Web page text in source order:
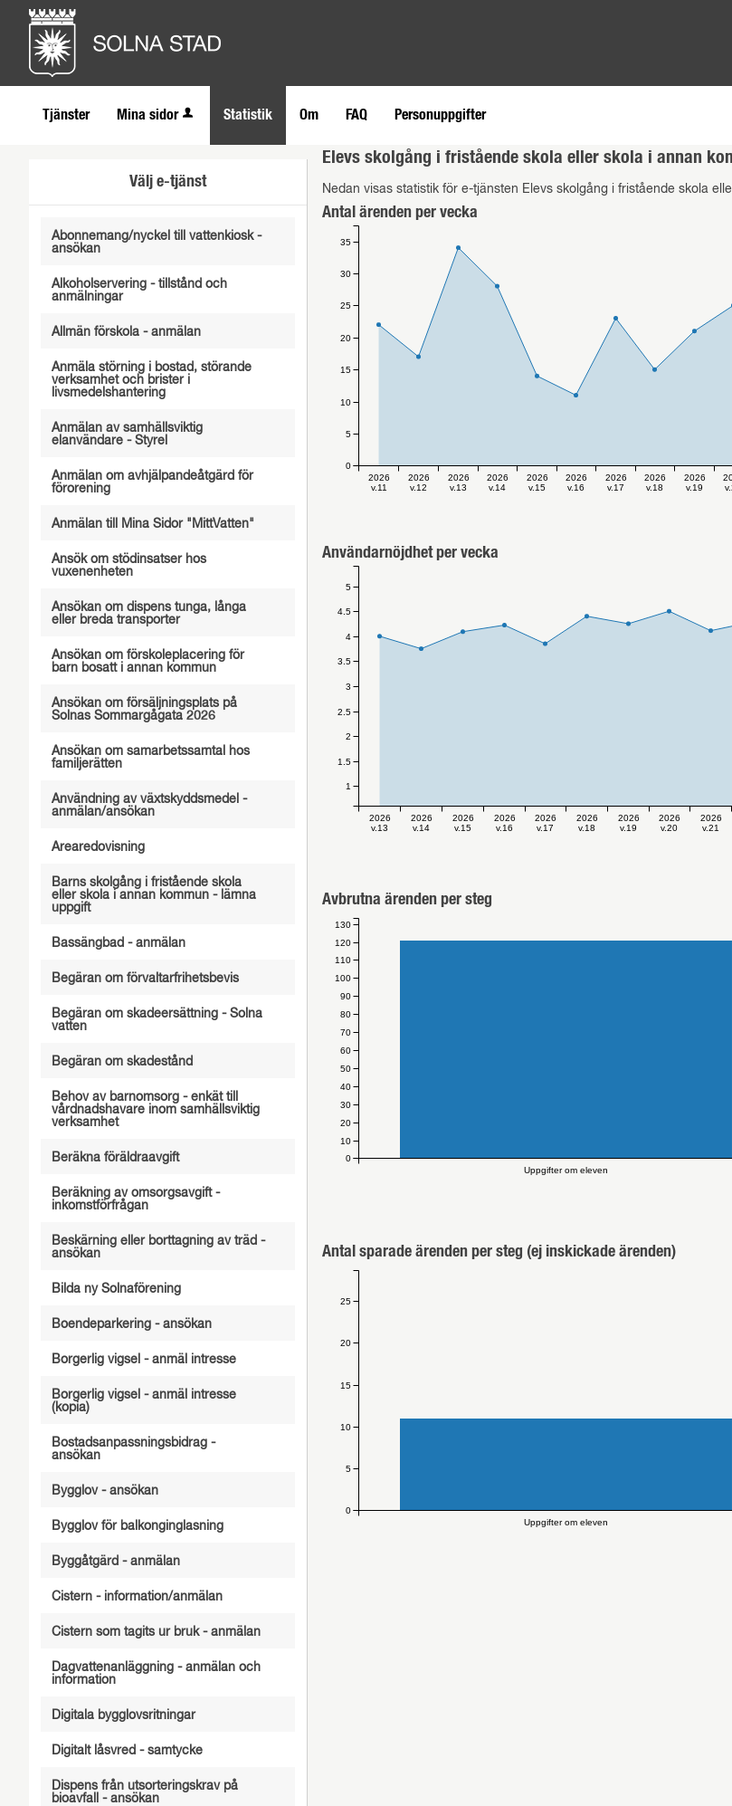
Tjänster Mina sidor Statistik Om FAQ Personuppgifter
Välj e-tjänst
Abonnemang/nyckel till vattenkiosk -
ansökan
Alkoholservering - tillstånd och
anmälningar
Allmän förskola - anmälan
Anmäla störning i bostad, störande
verksamhet och brister i
livsmedelshantering
Anmälan av samhällsviktig
elanvändare - Styrel
Anmälan om avhjälpandeåtgärd för
förorening
Anmälan till Mina Sidor "MittVatten"
Ansök om stödinsatser hos
vuxenenheten
Ansökan om dispens tunga, långa
eller breda transporter
Ansökan om förskoleplacering för
barn bosatt i annan kommun
Ansökan om försäljningsplats på
Solnas Sommargågata 2026
Ansökan om samarbetssamtal hos
familjerätten
Användning av växtskyddsmedel -
anmälan/ansökan
Arearedovisning
Barns skolgång i fristående skola
eller skola i annan kommun - lämna
uppgift
Bassängbad - anmälan
Begäran om förvaltarfrihetsbevis
Begäran om skadeersättning - Solna
vatten
Begäran om skadestånd
Behov av barnomsorg - enkät till
vårdnadshavare inom samhällsviktig
verksamhet
Beräkna föräldraavgift
Beräkning av omsorgsavgift -
inkomstförfrågan
Beskärning eller borttagning av träd -
ansökan
Bilda ny Solnaförening
Boendeparkering - ansökan
Borgerlig vigsel - anmäl intresse
Borgerlig vigsel - anmäl intresse
(kopia)
Bostadsanpassningsbidrag -
ansökan
Bygglov - ansökan
Bygglov för balkonginglasning
Byggåtgärd - anmälan
Cistern - information/anmälan
Cistern som tagits ur bruk - anmälan
Dagvattenanläggning - anmälan och
information
Digitala bygglovsritningar
Digitalt låsvred - samtycke
Dispens från utsorteringskrav på
bioavfall - ansökan
Elevs skolgång i fristående skola eller skola i annan
Nedan visas statistik för e-tjänsten Elevs skolgång i fristående skola
Antal ärenden per vecka
2026
v.11
2026
v.12
2026
v.13
2026
v.14
2026
v.15
2026
v.16
2026
v.17
2026
v.18
2026
v.19
0
5
10
15
20
25
30
35
Användarnöjdhet per vecka
2026
v.13
2026
v.14
2026
v.15
2026
v.16
2026
v.17
2026
v.18
2026
v.19
2026
v.20
2026
v.21
1
1.5
2
2.5
3
3.5
4
4.5
5
Avbrutna ärenden per steg
Uppgifter om eleven
0
10
20
30
40
50
60
70
80
90
100
110
120
130
Antal sparade ärenden per steg (ej inskickade ärenden)
Uppgifter om eleven
0
5
10
15
20
25